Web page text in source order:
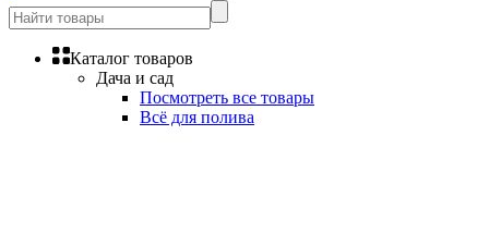
Каталог товаров
Дача и сад
Посмотреть все товары
Всё для полива